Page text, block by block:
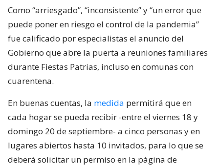
Como “arriesgado”, “inconsistente” y “un error que
puede poner en riesgo el control de la pandemia”
fue calificado por especialistas el anuncio del
Gobierno que abre la puerta a reuniones familiares
durante Fiestas Patrias, incluso en comunas con
cuarentena.
En buenas cuentas, la medida permitirá que en
cada hogar se pueda recibir -entre el viernes 18 y
domingo 20 de septiembre- a cinco personas y en
lugares abiertos hasta 10 invitados, para lo que se
deberá solicitar un permiso en la página de